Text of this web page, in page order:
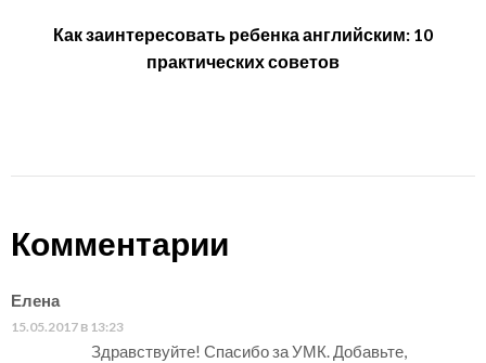
Как заинтересовать ребенка английским: 10
практических советов
Комментарии
Елена
15.05.2017 в 13:23
Здравствуйте! Спасибо за УМК. Добавьте,